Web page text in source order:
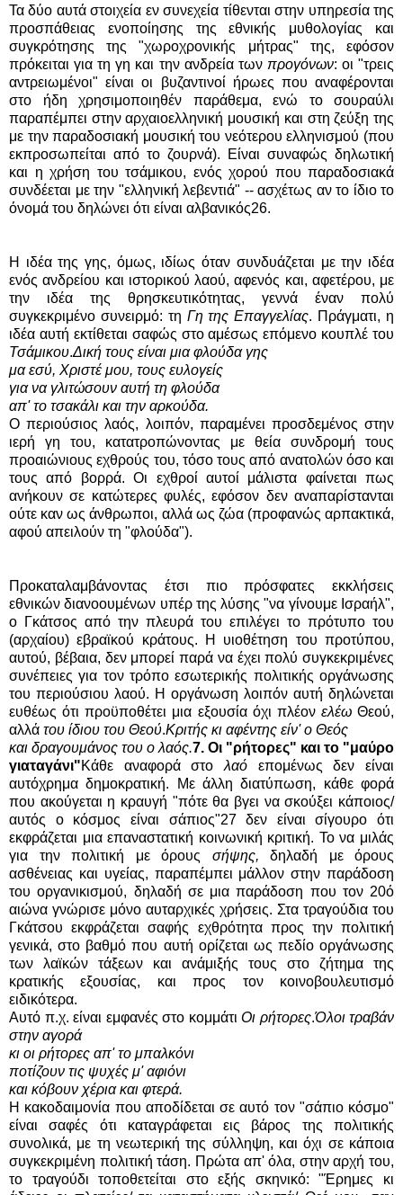
Τα δύο αυτά στοιχεία εν συνεχεία τίθενται στην υπηρεσία της
προσπάθειας ενοποίησης της εθνικής μυθολογίας και
συγκρότησης της "χωροχρονικής μήτρας" της, εφόσον
πρόκειται για τη γη και την ανδρεία των προγόνων: οι "τρεις
αντρειωμένοι" είναι οι βυζαντινοί ήρωες που αναφέρονται
στο ήδη χρησιμοποιηθέν παράθεμα, ενώ το σουραύλι
παραπέμπει στην αρχαιοελληνική μουσική και στη ζεύξη της
με την παραδοσιακή μουσική του νεότερου ελληνισμού (που
εκπροσωπείται από το ζουρνά). Είναι συναφώς δηλωτική
και η χρήση του τσάμικου, ενός χορού που παραδοσιακά
συνδέεται με την "ελληνική λεβεντιά" -- ασχέτως αν το ίδιο το
όνομά του δηλώνει ότι είναι αλβανικός26.
Η ιδέα της γης, όμως, ιδίως όταν συνδυάζεται με την ιδέα
ενός ανδρείου και ιστορικού λαού, αφενός και, αφετέρου, με
την ιδέα της θρησκευτικότητας, γεννά έναν πολύ
συγκεκριμένο συνειρμό: τη Γη της Επαγγελίας. Πράγματι, η
ιδέα αυτή εκτίθεται σαφώς στο αμέσως επόμενο κουπλέ του
Τσάμικου.Δική τους είναι μια φλούδα γης
μα εσύ, Χριστέ μου, τους ευλογείς
για να γλιτώσουν αυτή τη φλούδα
απ' το τσακάλι και την αρκούδα.
Ο περιούσιος λαός, λοιπόν, παραμένει προσδεμένος στην
ιερή γη του, κατατροπώνοντας με θεία συνδρομή τους
προαιώνιους εχθρούς του, τόσο τους από ανατολών όσο και
τους από βορρά. Οι εχθροί αυτοί μάλιστα φαίνεται πως
ανήκουν σε κατώτερες φυλές, εφόσον δεν αναπαρίστανται
ούτε καν ως άνθρωποι, αλλά ως ζώα (προφανώς αρπακτικά,
αφού απειλούν τη "φλούδα").
Προκαταλαμβάνοντας έτσι πιο πρόσφατες εκκλήσεις
εθνικών διανοουμένων υπέρ της λύσης "να γίνουμε Ισραήλ",
ο Γκάτσος από την πλευρά του επιλέγει το πρότυπο του
(αρχαίου) εβραϊκού κράτους. Η υιοθέτηση του προτύπου,
αυτού, βέβαια, δεν μπορεί παρά να έχει πολύ συγκεκριμένες
συνέπειες για τον τρόπο εσωτερικής πολιτικής οργάνωσης
του περιούσιου λαού. Η οργάνωση λοιπόν αυτή δηλώνεται
ευθέως ότι προϋποθέτει μια εξουσία όχι πλέον ελέωΘεού,
αλλά του ίδιου του Θεού.Κριτής κι αφέντης είν' ο Θεός
και δραγουμάνος του ο λαός.7. Οι "ρήτορες" και το "μαύρο
γιαταγάνι"Κάθε αναφορά στο λαό επομένως δεν είναι
αυτόχρημα δημοκρατική. Με άλλη διατύπωση, κάθε φορά
που ακούγεται η κραυγή "πότε θα βγει να σκούξει κάποιος/
αυτός ο κόσμος είναι σάπιος"27 δεν είναι σίγουρο ότι
εκφράζεται μια επαναστατική κοινωνική κριτική. Το να μιλάς
για την πολιτική με όρους σήψης, δηλαδή με όρους
ασθένειας και υγείας, παραπέμπει μάλλον στην παράδοση
του οργανικισμού, δηλαδή σε μια παράδοση που τον 20ό
αιώνα γνώρισε μόνο αυταρχικές χρήσεις. Στα τραγούδια του
Γκάτσου εκφράζεται σαφής εχθρότητα προς την πολιτική
γενικά, στο βαθμό που αυτή ορίζεται ως πεδίο οργάνωσης
των λαϊκών τάξεων και ανάμιξής τους στο ζήτημα της
κρατικής εξουσίας, και προς τον κοινοβουλευτισμό
ειδικότερα.
Αυτό π.χ. είναι εμφανές στο κομμάτι Οι ρήτορες.Όλοι τραβάν
στην αγορά
κι οι ρήτορες απ' το μπαλκόνι
ποτίζουν τις ψυχές μ' αφιόνι
και κόβουν χέρια και φτερά.
Η κακοδαιμονία που αποδίδεται σε αυτό τον "σάπιο κόσμο"
είναι σαφές ότι καταγράφεται εις βάρος της πολιτικής
συνολικά, με τη νεωτερική της σύλληψη, και όχι σε κάποια
συγκεκριμένη πολιτική τάση. Πρώτα απ' όλα, στην αρχή του,
το τραγούδι τοποθετείται στο εξής σκηνικό: "Έρημες κι